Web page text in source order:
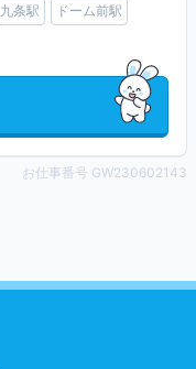
九条駅
ドーム前駅
お仕事番号 GW230602143